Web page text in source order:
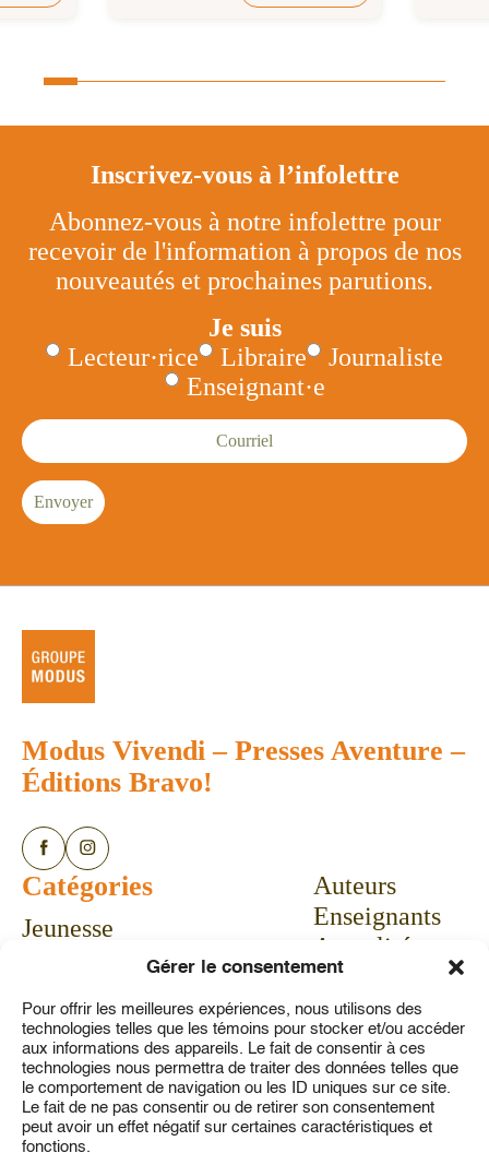
Gérer le consentement
Pour offrir les meilleures expériences, nous utilisons des
technologies telles que les témoins pour stocker et/ou accéder
aux informations des appareils. Le fait de consentir à ces
technologies nous permettra de traiter des données telles que
le comportement de navigation ou les ID uniques sur ce site.
Le fait de ne pas consentir ou de retirer son consentement
peut avoir un effet négatif sur certaines caractéristiques et
fonctions.
Inscrivez-vous à l’infolettre
Abonnez-vous à notre infolettre pour
recevoir de l'information à propos de nos
nouveautés et prochaines parutions.
Je suis
Lecteur·rice
Libraire
Journaliste
Enseignant·e
Courriel
Envoyer
Modus Vivendi – Presses Aventure –
Éditions Bravo!
Catégories
Jeunesse
Bandes dessinées
Vie pratique
Aubaines
Auteurs
Enseignants
Actualités
Calendrier
Communiqués
Concours
À propos
Service à la clientèle
Contact